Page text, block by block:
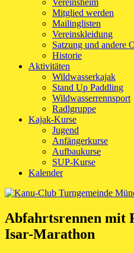
Vereinsheim
Mitglied werden
Mailinglisten
Vereinskleidung
Satzung und andere
Historie
Aktivitäten
Wildwasserkajak
Stand Up Paddling
Wildwasserrennsport
Radlgruppe
Kajak-Kurse
Jugend
Anfängerkurse
Aufbaukurse
SUP-Kurse
Kalender
Abfahrtsrennen mit
Isar-Marathon